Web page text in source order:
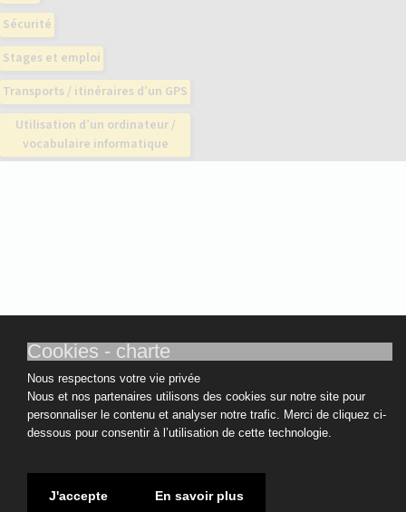
Sécurité
Stages et emploi
Transports / itinéraires d’un GPS
Utilisation d’un ordinateur /
vocabulaire informatique
Cookies - charte
Nous respectons votre vie privée
Nous et nos partenaires utilisons des cookies sur notre site pour
personnaliser le contenu et analyser notre trafic. Merci de cliquez ci-
dessous pour consentir à l’utilisation de cette technologie.
J'accepte En savoir plus